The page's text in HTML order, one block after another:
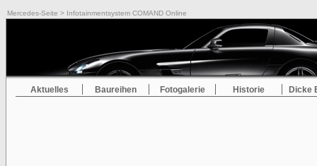
Mercedes-Seite > Infotainmentsystem COMAND Online
Aktuelles Baureihen Fotogalerie Historie Dicke